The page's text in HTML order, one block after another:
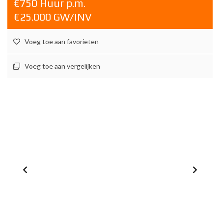
€750 Huur p.m.
€25.000 GW/INV
Voeg toe aan favorieten
Voeg toe aan vergelijken